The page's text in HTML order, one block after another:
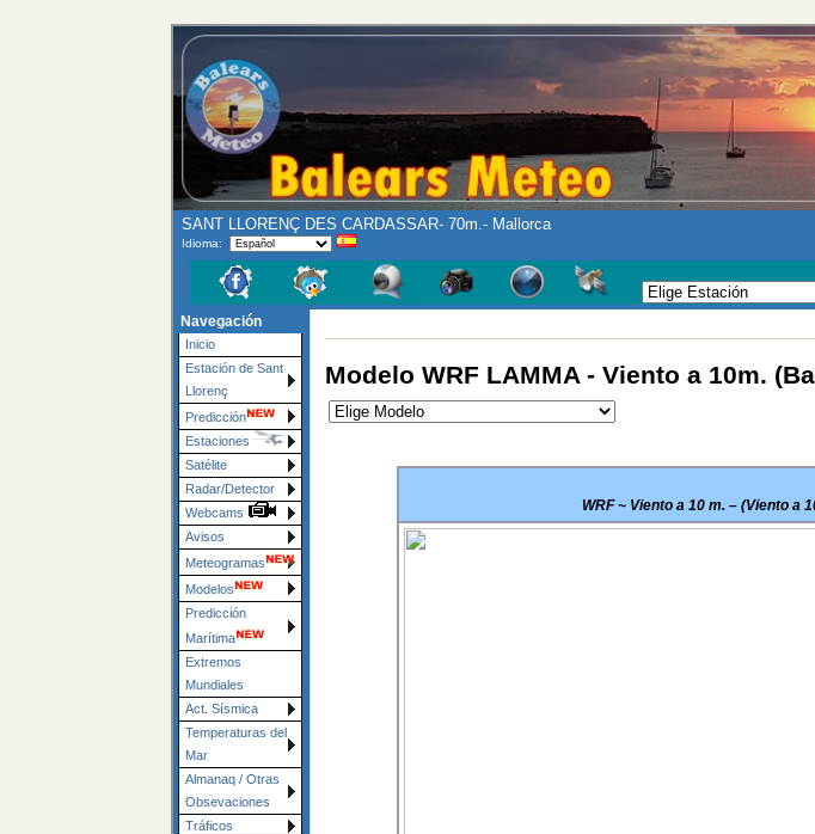
SANT LLORENÇ DES CARDASSAR- 70m.- Mallorca
Idioma:
Navegación
Inicio
Estación de Sant
Llorenç
Predicción
Estaciones
Satélite
Radar/Detector
Webcams
Avisos
Meteogramas
Modelos
Predicción
Marítima
Extremos
Mundiales
Act. Sísmica
Temperaturas del
Mar
Almanaq / Otras
Obsevaciones
Tráficos
Modelo WRF LAMMA - Viento a 10m.
WRF ~ Viento a 10 m. – (Viento a